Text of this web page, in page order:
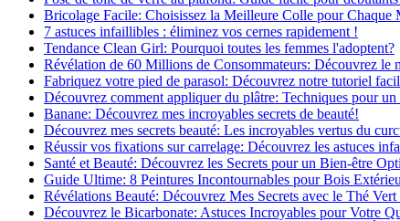
Bricolage Facile: Choisissez la Meilleure Colle pour Chaque
7 astuces infaillibles : éliminez vos cernes rapidement !
Tendance Clean Girl: Pourquoi toutes les femmes l'adoptent?
Révélation de 60 Millions de Consommateurs: Découvrez le
Fabriquez votre pied de parasol: Découvrez notre tutoriel
Découvrez comment appliquer du plâtre: Techniques pour
Banane: Découvrez mes incroyables secrets de beauté!
Découvrez mes secrets beauté: Les incroyables vertus du
Réussir vos fixations sur carrelage: Découvrez les astuces
Santé et Beauté: Découvrez les Secrets pour un Bien-être
Guide Ultime: 8 Peintures Incontournables pour Bois
Révélations Beauté: Découvrez Mes Secrets avec le Thé
Découvrez le Bicarbonate: Astuces Incroyables pour Votre